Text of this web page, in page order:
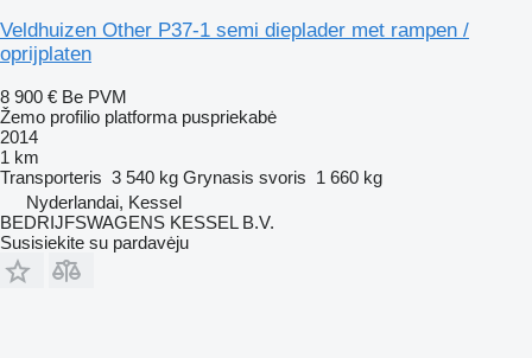
Veldhuizen Other P37-1 semi dieplader met rampen /
oprijplaten
8 900 € Be PVM
Žemo profilio platforma puspriekabė
2014
1 km
Transporteris 3 540 kg Grynasis svoris 1 660 kg
Nyderlandai, Kessel
BEDRIJFSWAGENS KESSEL B.V.
Susisiekite su pardavėju